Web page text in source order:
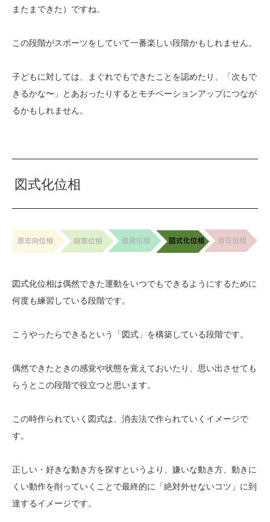
またまできた）ですね。
この段階がスポーツをしていて一番楽しい段階かもしれません。
子どもに対しては、まぐれでもできたことを認めたり、「次もで
きるかな〜」とあおったりするとモチベーションアップにつなが
るかもしれません。
図式化位相
図式化位相は偶然できた運動をいつでもできるようにするために
何度も練習している段階です。
こうやったらできるという「図式」を構築している段階です。
偶然できたときの感覚や状態を覚えておいたり、思い出させても
らうとこの段階で役立つと思います。
この時作られていく図式は、消去法で作られていくイメージで
す。
正しい・好きな動き方を探すというより、嫌いな動き方、動きに
くい動作を削っていくことで最終的に「絶対外せないコツ」に到
達するイメージです。